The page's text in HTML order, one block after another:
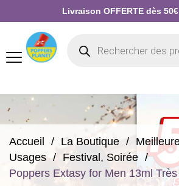
Livraison OFFERTE dès
Accueil La Boutique
Usages
Festival, Soirée
Poppers Extasy for Men 13ml